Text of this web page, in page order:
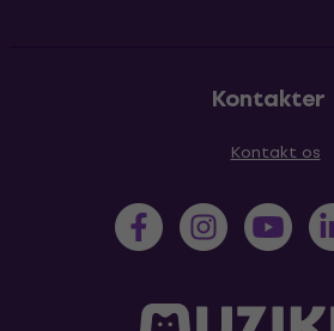
Kontakter
Kontakt os